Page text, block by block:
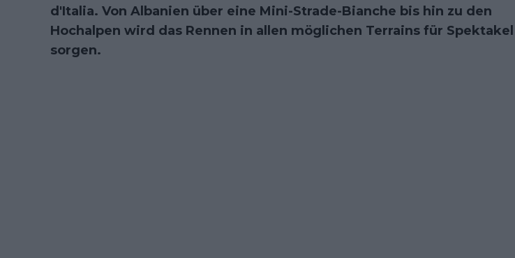
d'Italia. Von Albanien über eine Mini-Strade-Bianche bis hin zu den
Hochalpen wird das Rennen in allen möglichen Terrains für Spektakel
sorgen.